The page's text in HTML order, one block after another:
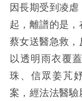
因長期受到凌
起，離譜的是
蔡女送醫急救
以透明雨衣覆
珠、信眾姜芃
案，經法法醫